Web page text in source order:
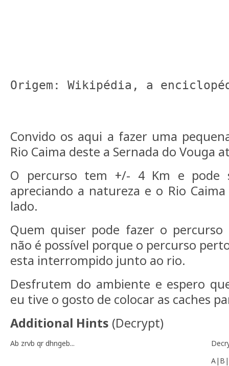
Convido os aqui a fazer uma
Rio Caima deste a Sernada do Vouga
O percurso tem +/- 4 Km e pode
apreciando a natureza e o Rio
lado.
Quem quiser pode fazer o percurso
não é possível porque o percurso
esta interrompido junto ao rio.
Desfrutem do ambiente e espero
eu tive o gosto de colocar as caches
Additional Hints (Decrypt)
Ab zrvb qr dhngeb...